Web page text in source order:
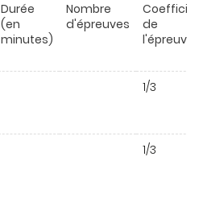
Durée
(en
minutes)
Nombre
d'épreuves
de
l'épreuve
1/3
1/3